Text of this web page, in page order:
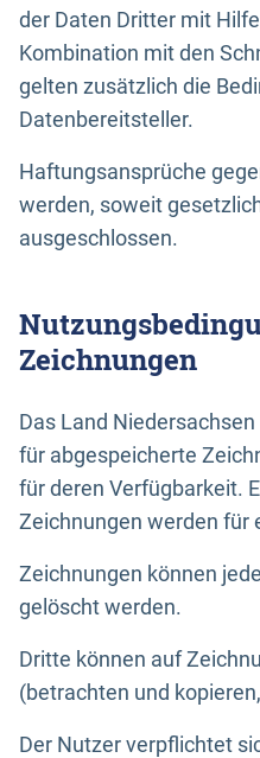
der Daten Dritter mit
Kombination mit den
gelten zusätzlich die
Datenbereitsteller.
Haftungsansprüche
werden, soweit
ausgeschlossen.
Zeichnungen
Das Land
für abgespeicherte
für deren Verfügbarkeit.
Zeichnungen werden für
Zeichnungen können
gelöscht werden.
Dritte können auf
(betrachten und
Der Nutzer verpflichtet